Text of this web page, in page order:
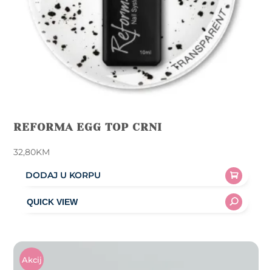
REFORMA EGG TOP CRNI
32,80KM
DODAJ U KORPU
Akcij